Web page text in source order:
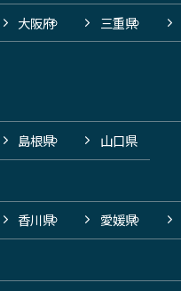
大阪府 三重県
島根県 山口県
香川県 愛媛県